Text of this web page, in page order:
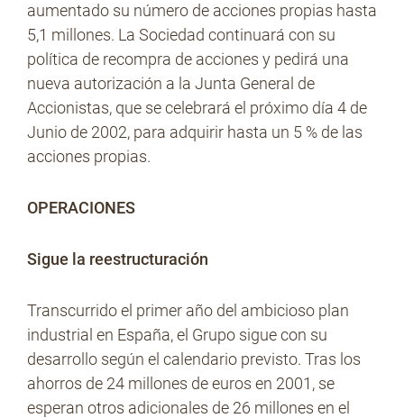
aumentado su número de acciones propias hasta
5,1 millones. La Sociedad continuará con su
política de recompra de acciones y pedirá una
nueva autorización a la Junta General de
Accionistas, que se celebrará el próximo día 4 de
Junio de 2002, para adquirir hasta un 5 % de las
acciones propias.
OPERACIONES
Sigue la reestructuración
Transcurrido el primer año del ambicioso plan
industrial en España, el Grupo sigue con su
desarrollo según el calendario previsto. Tras los
ahorros de 24 millones de euros en 2001, se
esperan otros adicionales de 26 millones en el